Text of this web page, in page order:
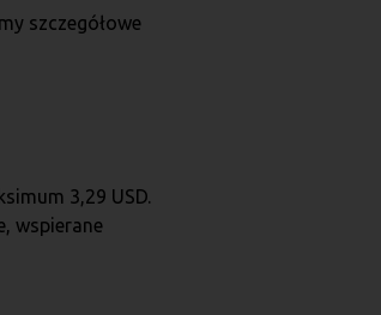
szczegółowe
3,29 USD.
wspierane